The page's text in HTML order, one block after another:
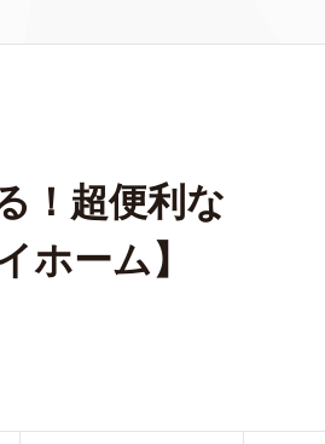
！超便利な
ホーム】